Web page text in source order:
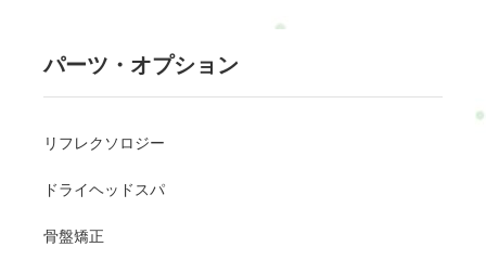
パーツ・オプション
リフレクソロジー
ドライヘッドスパ
骨盤矯正